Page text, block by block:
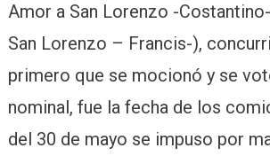
Amor a San Lorenzo -
San Lorenzo – Francis-),
primero que se mocionó y se
nominal, fue la fecha de los
del 30 de mayo se impuso por